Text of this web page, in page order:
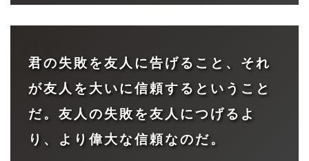
君の失敗を友人に告げること、それ
が友人を大いに信頼するということ
だ。友人の失敗を友人につげるよ
り、より偉大な信頼なのだ。